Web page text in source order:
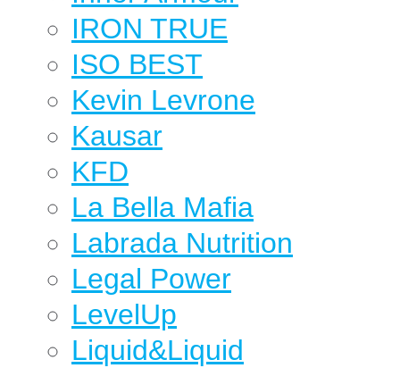
IRON TRUE
ISO BEST
Kevin Levrone
Kausar
KFD
La Bella Mafia
Labrada Nutrition
Legal Power
LevelUp
Liquid&Liquid